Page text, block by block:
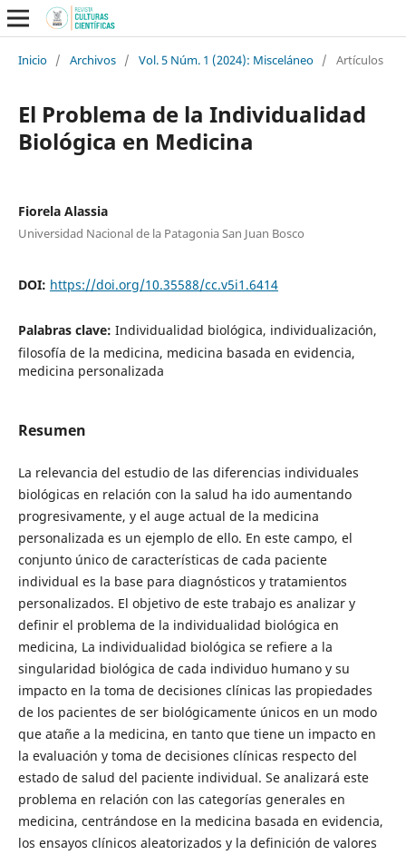
Inicio / Archivos / Vol. 5 Núm. 1 (2024): Misceláneo / Artículos
El Problema de la Individualidad
Biológica en Medicina
Fiorela Alassia
Universidad Nacional de la Patagonia San Juan Bosco
DOI: https://doi.org/10.35588/cc.v5i1.6414
Palabras clave: Individualidad biológica, individualización,
filosofía de la medicina, medicina basada en evidencia,
medicina personalizada
Resumen
La relevancia del estudio de las diferencias individuales
biológicas en relación con la salud ha ido aumentando
progresivamente, y el auge actual de la medicina
personalizada es un ejemplo de ello. En este campo, el
conjunto único de características de cada paciente
individual es la base para diagnósticos y tratamientos
personalizados. El objetivo de este trabajo es analizar y
definir el problema de la individualidad biológica en
medicina, La individualidad biológica se refiere a la
singularidad biológica de cada individuo humano y su
impacto en la toma de decisiones clínicas las propiedades
de los pacientes de ser biológicamente únicos en un modo
que atañe a la medicina, en tanto que tiene un impacto en
la evaluación y toma de decisiones clínicas respecto del
estado de salud del paciente individual. Se analizará este
problema en relación con las categorías generales en
medicina, centrándose en la medicina basada en evidencia,
los ensayos clínicos aleatorizados y la definición de valores